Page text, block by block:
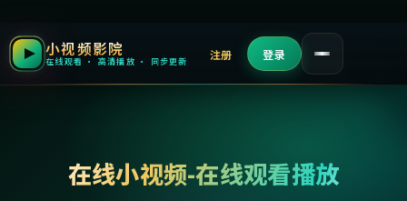
小视频影院
在线观看 · 高清播放 · 同步更新 注册 登录
在线小视频-在线观看播放